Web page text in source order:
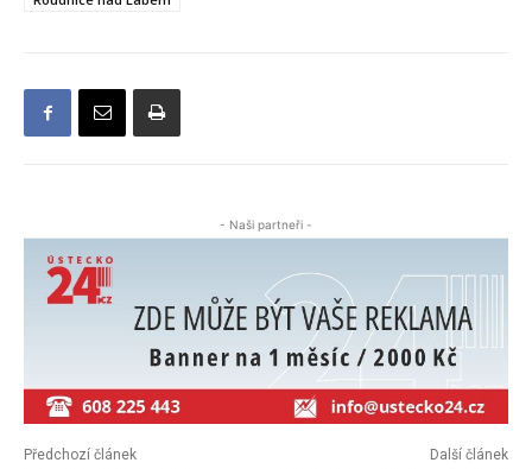
- Naši partneři -
Předchozí článek Další článek